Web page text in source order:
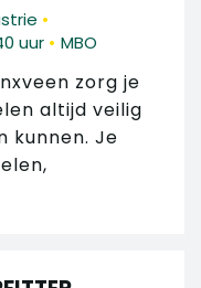
•
uur • MBO
zorg je
altijd veilig
kunnen. Je